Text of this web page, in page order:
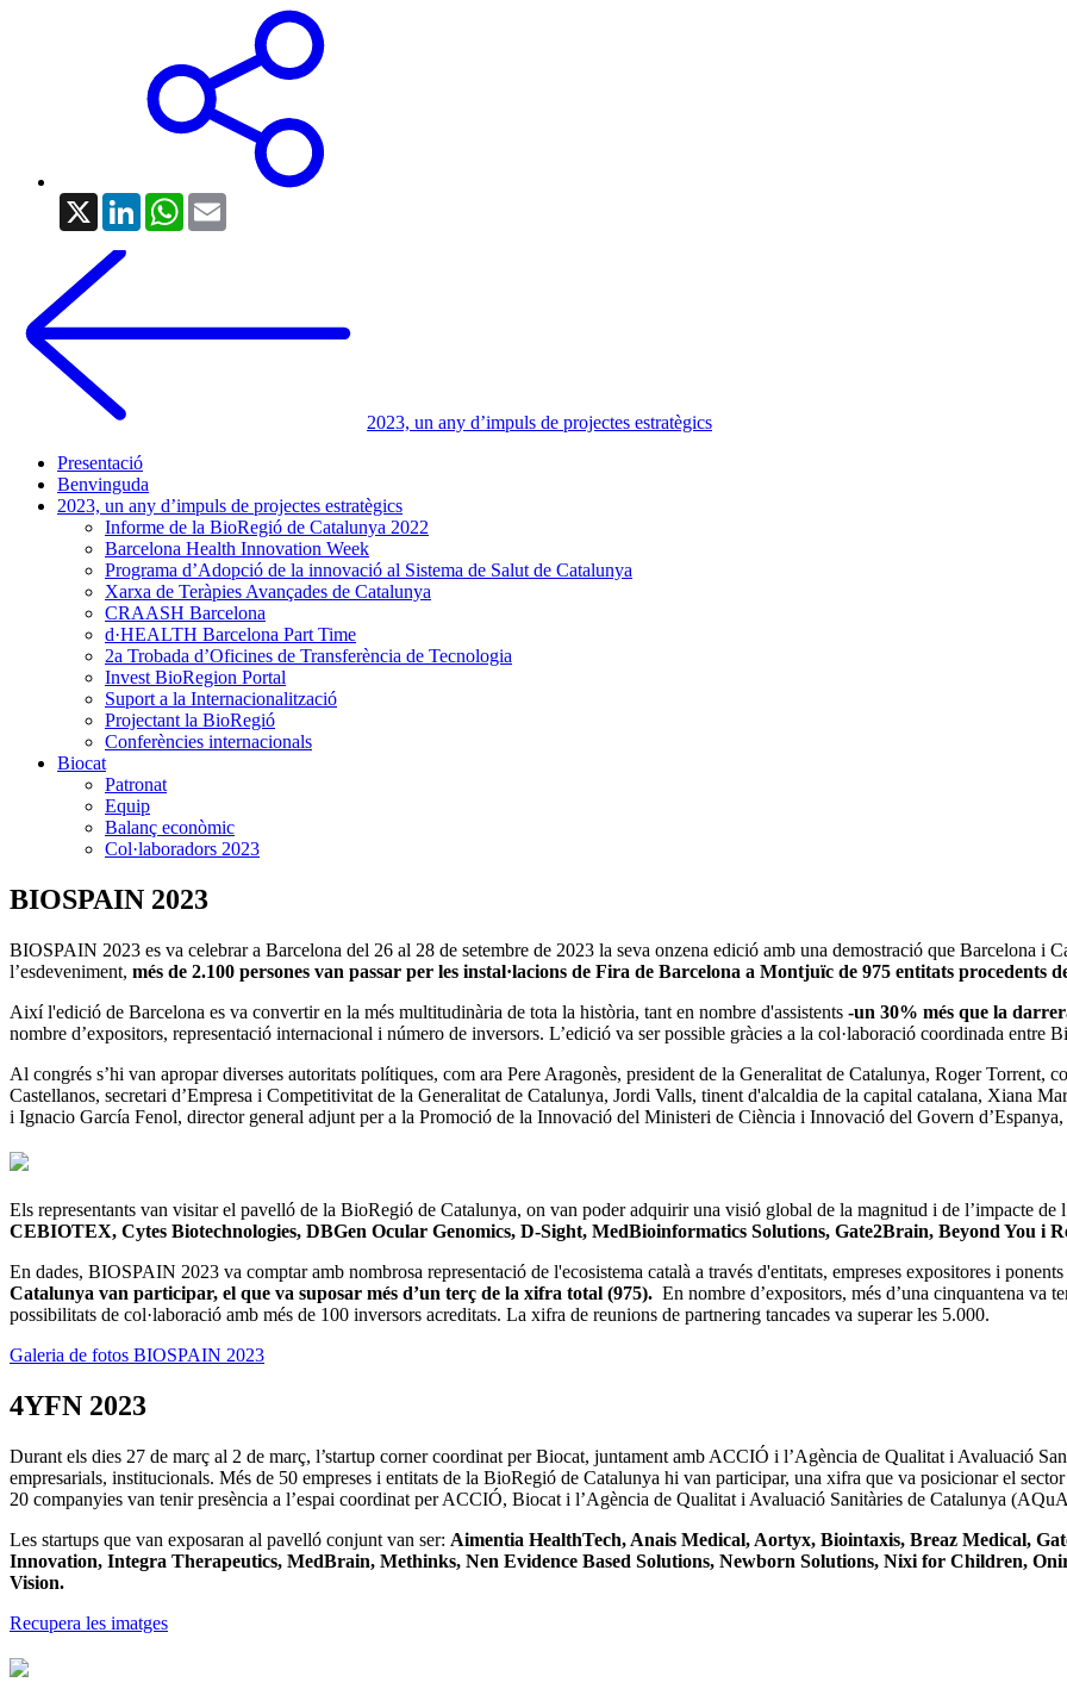
X LinkedInWhatsApp
2023, un any d’impuls de projectes estratègics
Presentació
Benvinguda
2023, un any d’impuls de projectes estratègics
Informe de la BioRegió de Catalunya 2022
Barcelona Health Innovation Week
Programa d’Adopció de la innovació al Sistema de Salut de Catalunya
Xarxa de Teràpies Avançades de Catalunya
CRAASH Barcelona
d·HEALTH Barcelona Part Time
2a Trobada d’Oficines de Transferència de Tecnologia
Invest BioRegion Portal
Suport a la Internacionalització
Projectant la BioRegió
Conferències internacionals
Biocat
Patronat
Equip
Balanç econòmic
Col·laboradors 2023
BIOSPAIN 2023
BIOSPAIN 2023 es va celebrar a Barcelona del 26 al 28 de setembre de 2023 la seva onzena edició amb una demostració que Barcelona i
l’esdeveniment, més de 2.100 persones van passar per les instal·lacions de Fira de Barcelona a Montjuïc de 975 entitats procedents
Així l'edició de Barcelona es va convertir en la més multitudinària de tota la història, tant en nombre d'assistents -un 30% més que la
nombre d’expositors, representació internacional i número de inversors. L’edició va ser possible gràcies a la col·laboració coordinada entre
Al congrés s’hi van apropar diverses autoritats polítiques, com ara Pere Aragonès, president de la Generalitat de Catalunya, Roger Torrent,
Castellanos, secretari d’Empresa i Competitivitat de la Generalitat de Catalunya, Jordi Valls, tinent d'alcaldia de la capital catalana, Xiana
i Ignacio García Fenol, director general adjunt per a la Promoció de la Innovació del Ministeri de Ciència i Innovació del Govern d’Espanya,
Els representants van visitar el pavelló de la BioRegió de Catalunya, on van poder adquirir una visió global de la magnitud i de l’impacte de
CEBIOTEX, Cytes Biotechnologies, DBGen Ocular Genomics, D-Sight, MedBioinformatics Solutions, Gate2Brain, Beyond You i
En dades, BIOSPAIN 2023 va comptar amb nombrosa representació de l'ecosistema català a través d'entitats, empreses expositores i
Catalunya van participar, el que va suposar més d’un terç de la xifra total (975). En nombre d’expositors, més d’una cinquantena va
possibilitats de col·laboració amb més de 100 inversors acreditats. La xifra de reunions de partnering tancades va superar les 5.000.
Galeria de fotos BIOSPAIN 2023
4YFN 2023
Durant els dies 27 de març al 2 de març, l’startup corner coordinat per Biocat, juntament amb ACCIÓ i l’Agència de Qualitat i Avaluació
empresarials, institucionals. Més de 50 empreses i entitats de la BioRegió de Catalunya hi van participar, una xifra que va posicionar el
20 companyies van tenir presència a l’espai coordinat per ACCIÓ, Biocat i l’Agència de Qualitat i Avaluació Sanitàries de Catalunya
Les startups que van exposaran al pavelló conjunt van ser: Aimentia HealthTech, Anais Medical, Aortyx, Biointaxis, Breaz Medical,
Innovation, Integra Therapeutics, MedBrain, Methinks, Nen Evidence Based Solutions, Newborn Solutions, Nixi for Children,
Vision.
Recupera les imatges